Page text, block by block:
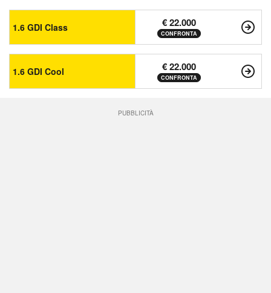
1.6 GDI Class € 22.000
CONFRONTA
1.6 GDI Cool € 22.000
CONFRONTA
PUBBLICITÀ